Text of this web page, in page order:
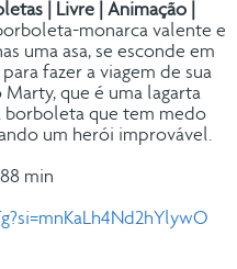
| Livre | Animação |
monarca valente e
uma asa, se esconde em
fazer a viagem de sua
que é uma lagarta
borboleta que tem medo
um herói improvável.
min